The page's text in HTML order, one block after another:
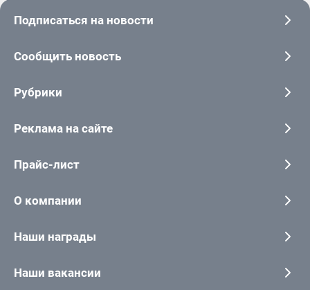
Подписаться на новости
Сообщить новость
Рубрики
Реклама на сайте
Прайс-лист
О компании
Наши награды
Наши вакансии